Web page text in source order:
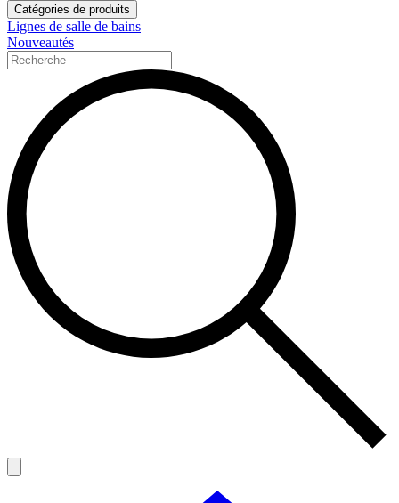
Catégories de produits
Lignes de salle de bains
Nouveautés